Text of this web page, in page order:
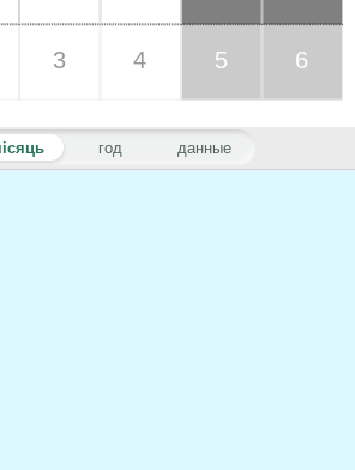
год данные
3 4 5 6